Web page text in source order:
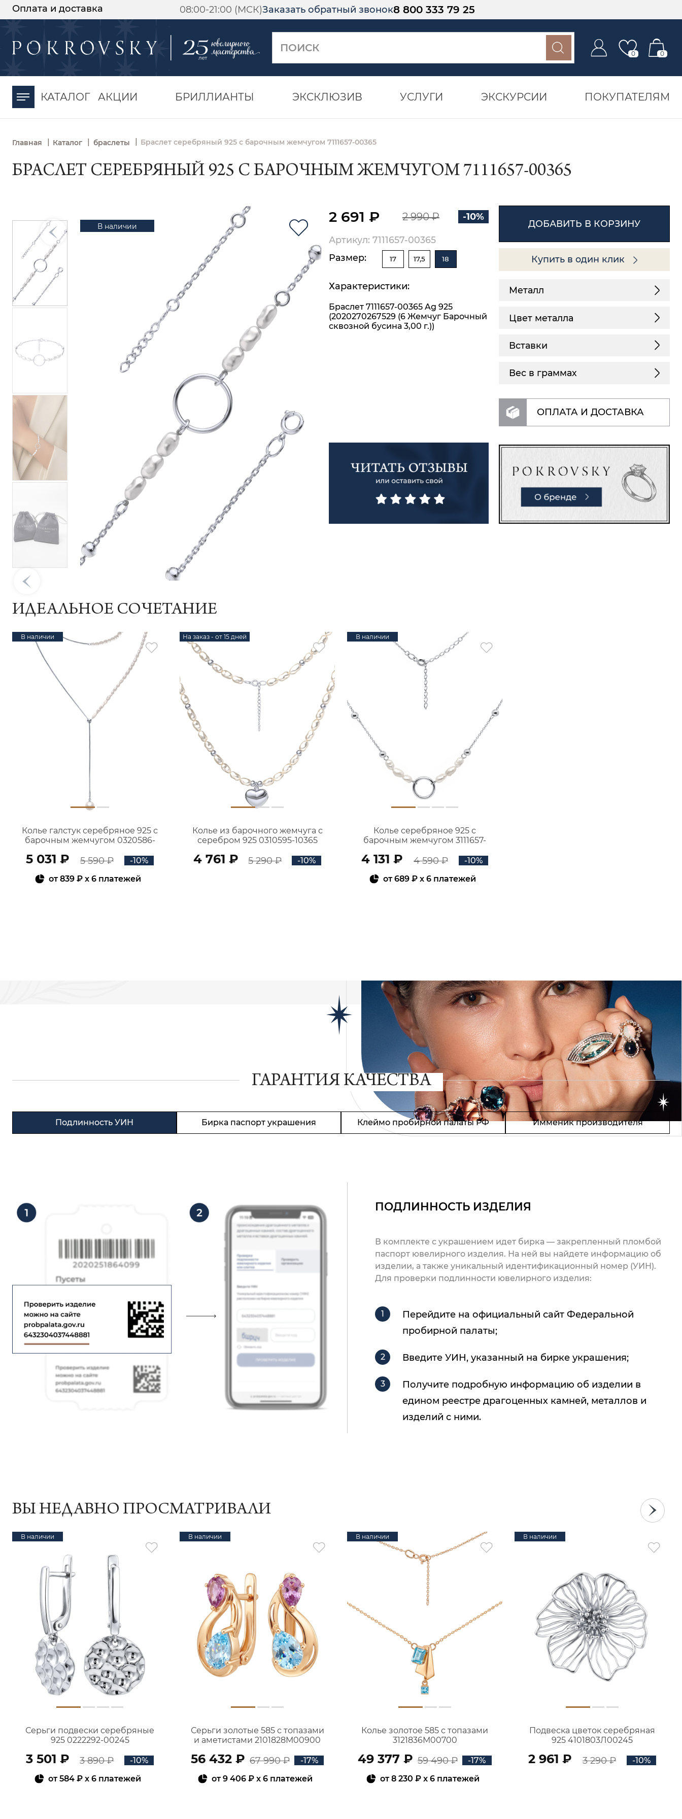
Оплата и доставка 08:00-21:00 (МСК)Заказать обратный звонок8 800 333 79 25
0 0
КАТАЛОГ АКЦИИ БРИЛЛИАНТЫ ЭКСКЛЮЗИВ УСЛУГИ ЭКСКУРСИИ ПОКУПАТЕЛЯМ
Главная | Каталог | браслеты Браслет серебряный 925 с барочным жемчугом 7111657-00365
БРАСЛЕТ СЕРЕБРЯНЫЙ 925 С БАРОЧНЫМ ЖЕМЧУГОМ 7111657-00365
В наличии
2 691 ₽ 2 990 ₽ -10%
Артикул: 7111657-00365
Размер:
17 17,5 18
Характеристики:
Браслет 7111657-00365 Ag 925
(2020270267529 (6 Жемчуг Барочный
сквозной бусина 3,00 г.))
ДОБАВИТЬ В КОРЗИНУ
Купить в один клик
Металл
Цвет металла
Вставки
Вес в граммах
ОПЛАТА И ДОСТАВКА
ИДЕАЛЬНОЕ СОЧЕТАНИЕ
В наличии
Колье галстук серебряное 925 с
барочным жемчугом 0320586-
5 031 ₽ 5 590 ₽
-10%
от839 ₽x 6 платежей
На заказ - от 15 дней
Колье из барочного жемчуга с
серебром 925 0310595-10365
4 761 ₽ 5 290 ₽ -10%
В наличии
Колье серебряное 925 с
барочным жемчугом 3111657-
4 131 ₽ 4 590 ₽
-10%
от689 ₽ x 6 платежей
ГАРАНТИЯ КАЧЕСТВА
Подлинность УИН Бирка паспорт украшения Клеймо пробирной палаты РФ Имменик производителя
ПОДЛИННОСТЬ ИЗДЕЛИЯ
В комплекте с украшением идет бирка — закрепленный пломбой
паспорт ювелирного изделия. На ней вы найдете информацию об
изделии, а также уникальный идентификационный номер (УИН).
Для проверки подлинности ювелирного изделия:
Перейдите на официальный сайт Федеральной
пробирной палаты;
Введите УИН, указанный на бирке украшения;
Получите подробную информацию об изделии в
едином реестре драгоценных камней, металлов и
изделий с ними.
ВЫ НЕДАВНО ПРОСМАТРИВАЛИ
В наличии
Серьги подвески серебряные
925 0222292-00245
3 501 ₽ 3 890 ₽
-10%
от584 ₽ x 6 платежей
В наличии
Серьги золотые 585 с топазами
и аметистами 2101828М00900
56 432 ₽ 67 990 ₽
-17%
от9 406 ₽ x 6 платежей
В наличии
Колье золотое 585 с топазами
3121836М00700
49 377 ₽ 59 490 ₽
-17%
от8 230 ₽x 6 платежей
В наличии
Подвеска цветок серебряная
925 4101803Л00245
2 961 ₽ 3 290 ₽ -10%
-30%
момента оплаты